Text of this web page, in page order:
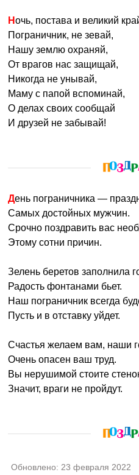
Ночь, постава и великий
Пограничник, не зевай,
Нашу землю охраняй,
От врагов нас защищай,
Никогда не унывай,
Маму с папой вспоминай,
О делах своих сообщай
И друзей не забывай!
День пограничника —
Самых достойных мужчин.
Срочно поздравить вас
Этому сотни причин.
Зелень беретов заполнила
Радость фонтанами бьет.
Наш пограничник всегда
Пусть и в отставку уйдет.
Счастья желаем вам, наши
Очень опасен ваш труд.
Вы нерушимой стоите
Значит, враги не пройдут.
Обновлено: 23 февраля 2022